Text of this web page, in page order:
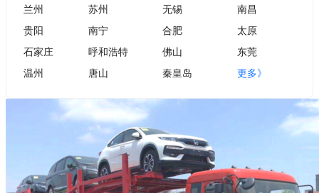
兰州
苏州 无锡
南昌
贵阳
南宁 合肥
太原
石家庄
呼和浩特 佛山
东莞
温州
唐山 秦皇岛 更多》